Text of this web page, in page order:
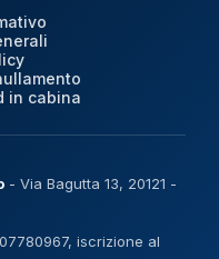
in cabina
- Via Bagutta 13, 20121 -
iscrizione al